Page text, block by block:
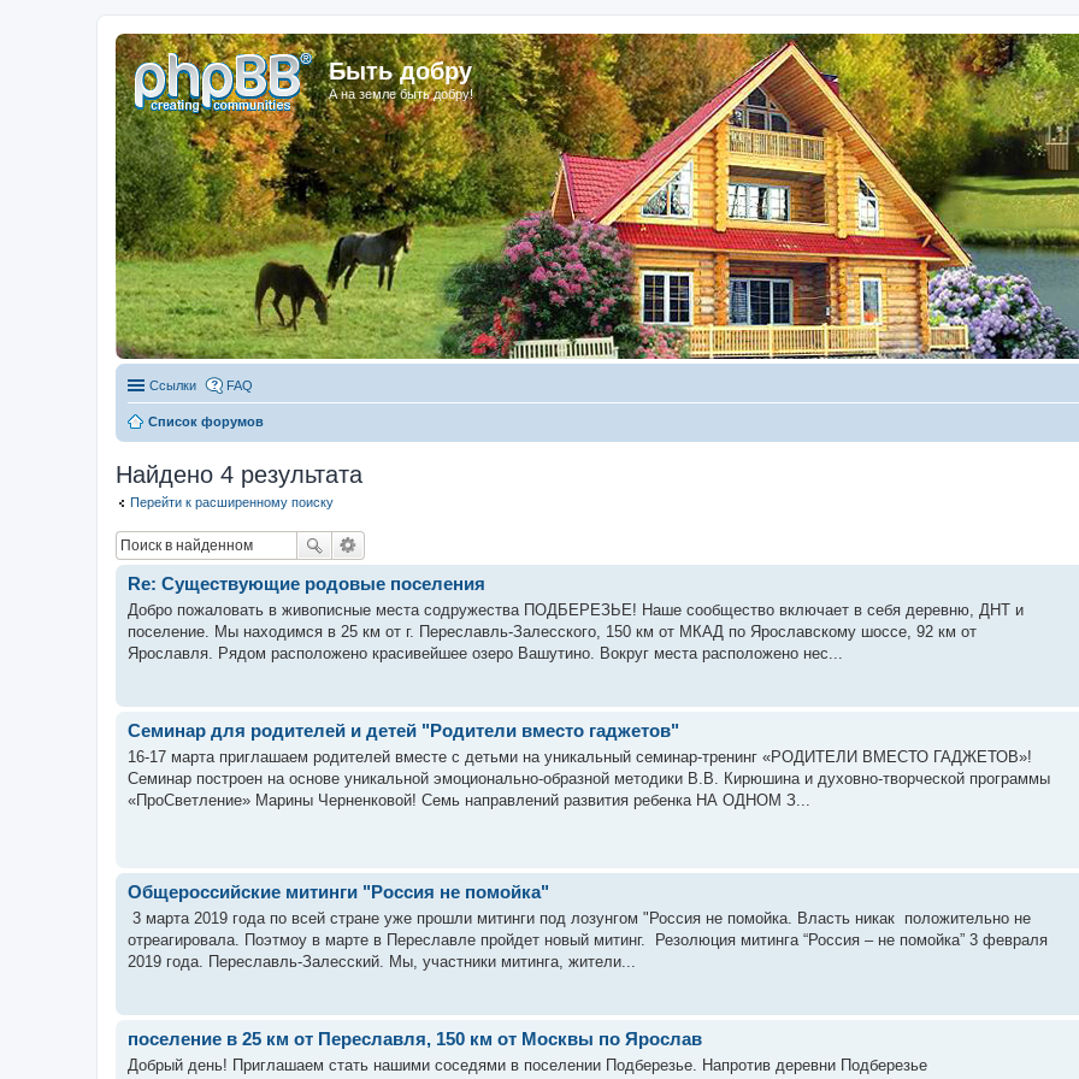
Быть добру
А на земле быть добру!
Ссылки FAQ
Список форумов
Найдено 4 результата
Перейти к расширенному поиску
Re: Существующие родовые поселения
Добро пожаловать в живописные места содружества ПОДБЕРЕЗЬЕ! Наше сообщество включает в себя деревню, ДНТ и
поселение. Мы находимся в 25 км от г. Переславль-Залесского, 150 км от МКАД по Ярославскому шоссе, 92 км от
Ярославля. Рядом расположено красивейшее озеро Вашутино. Вокруг места расположено нес...
Семинар для родителей и детей "Родители вместо гаджетов"
16-17 марта приглашаем родителей вместе с детьми на уникальный семинар-тренинг «РОДИТЕЛИ ВМЕСТО ГАДЖЕТОВ»!
Семинар построен на основе уникальной эмоционально-образной методики В.В. Кирюшина и духовно-творческой программы
«ПроСветление» Марины Черненковой! Семь направлений развития ребенка НА ОДНОМ З...
Общероссийские митинги "Россия не помойка"
3 марта 2019 года по всей стране уже прошли митинги под лозунгом "Россия не помойка. Власть никак положительно не
отреагировала. Поэтмоу в марте в Переславле пройдет новый митинг. Резолюция митинга “Россия – не помойка” 3 февраля
2019 года. Переславль-Залесский. Мы, участники митинга, жители...
поселение в 25 км от Переславля, 150 км от Москвы по Ярослав
Добрый день! Приглашаем стать нашими соседями в поселении Подберезье. Напротив деревни Подберезье